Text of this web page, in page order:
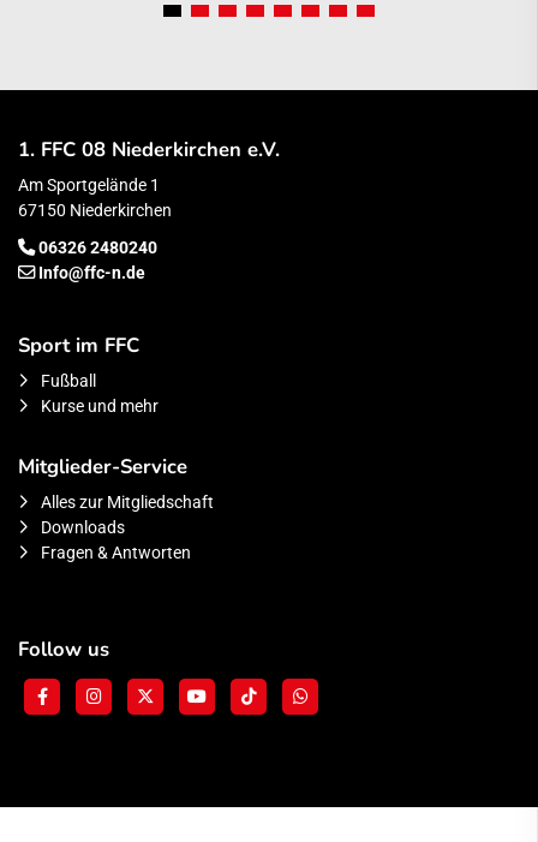
1. FFC 08 Niederkirchen e.V.
Am Sportgelände 1
67150 Niederkirchen
06326 2480240
Info@ffc-n.de
Sport im FFC
Fußball
Kurse und mehr
Mitglieder-Service
Alles zur Mitgliedschaft
Downloads
Fragen & Antworten
Follow us